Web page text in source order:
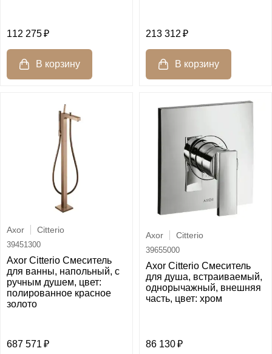
112 275 213 312
Axor Citterio
39451300
Axor Citterio Смеситель
для ванны, напольный, с
ручным душем, цвет:
полированное красное
золото
687 571
Axor Citterio
39655000
Axor Citterio Смеситель
для душа, встраиваемый,
однорычажный, внешняя
часть, цвет: хром
86 130